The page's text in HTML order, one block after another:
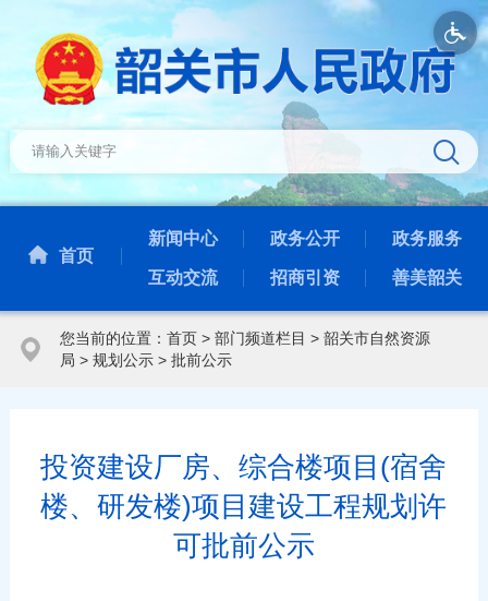
首页
新闻中心 政务公开 政务服务
互动交流 招商引资 善美韶关
您当前的位置： 首页> 部门频道栏目 > 韶关市自然资源
局 > 规划公示> 批前公示
投资建设厂房、综合楼项目(宿舍
楼、研发楼)项目建设工程规划许
可批前公示